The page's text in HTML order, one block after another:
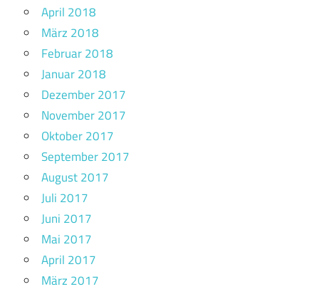
April 2018
März 2018
Februar 2018
Januar 2018
Dezember 2017
November 2017
Oktober 2017
September 2017
August 2017
Juli 2017
Juni 2017
Mai 2017
April 2017
März 2017